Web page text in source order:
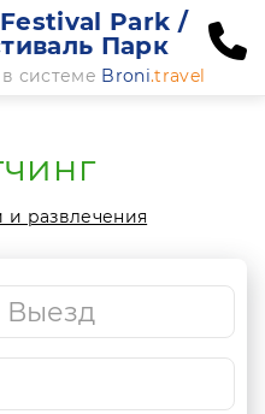
Park /
Парк
системе Broni.travel
и развлечения